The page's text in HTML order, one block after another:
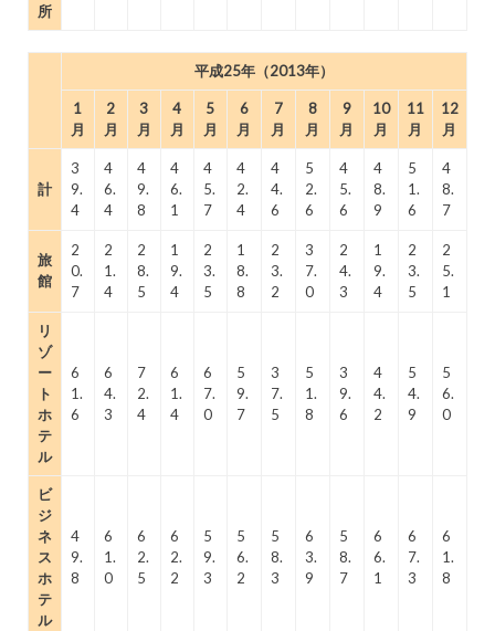
所
平成25年（2013年）
1
月
2
月
3
月
4
月
5
月
6
月
7
月
8
月
9
月
10
月
11
月
12
月
計
3
9.
4
4
6.
4
4
9.
8
4
6.
1
4
5.
7
4
2.
4
4
4.
6
5
2.
6
4
5.
6
4
8.
9
5
1.
6
4
8.
7
旅
館
2
0.
7
2
1.
4
2
8.
5
1
9.
4
2
3.
5
1
8.
8
2
3.
2
3
7.
0
2
4.
3
1
9.
4
2
3.
5
2
5.
1
リ
ゾ
ー
ト
ホ
テ
ル
6
1.
6
6
4.
3
7
2.
4
6
1.
4
6
7.
0
5
9.
7
3
7.
5
5
1.
8
3
9.
6
4
4.
2
5
4.
9
5
6.
0
ビ
ジ
ネ
ス
ホ
テ
ル
4
9.
8
6
1.
0
6
2.
5
6
2.
2
5
9.
3
5
6.
2
5
8.
3
6
3.
9
5
8.
7
6
6.
1
6
7.
3
6
1.
8